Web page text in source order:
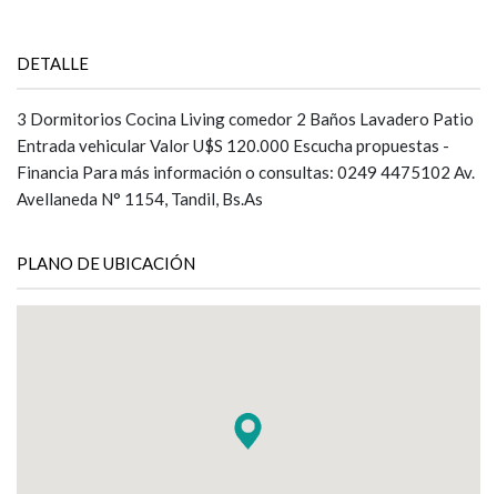
DETALLE
3 Dormitorios Cocina Living comedor 2 Baños Lavadero Patio
Entrada vehicular Valor U$S 120.000 Escucha propuestas -
Financia Para más información o consultas: 0249 4475102 Av.
Avellaneda N° 1154, Tandil, Bs.As
PLANO DE UBICACIÓN